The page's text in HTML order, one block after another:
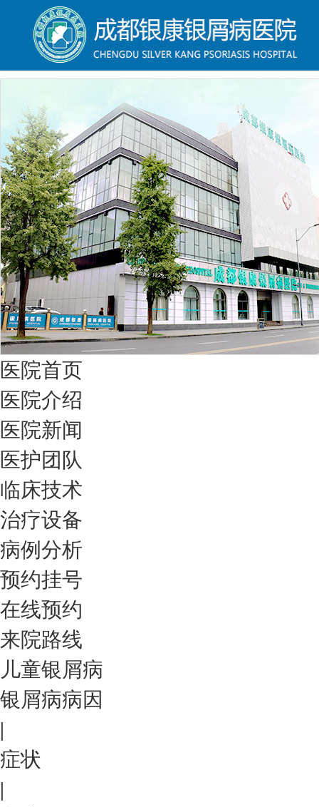
医院首页
医院介绍
医院新闻
医护团队
临床技术
治疗设备
病例分析
预约挂号
在线预约
来院路线
儿童银屑病
银屑病病因
|
症状
|